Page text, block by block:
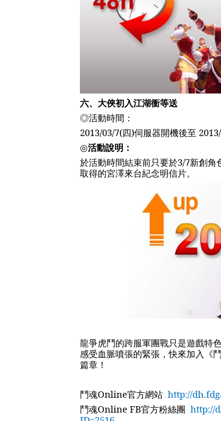
六、 大俠初入江湖衝等送
◎活動時間：
2013/03/7(四)伺服器開機後至
◎活動說明：
於活動時間結束前只要於3/7新創角
取得的宮澤來台紀念明信片。
龍爭虎鬥的跨服軍團戰只是遊戲特
感受血脈噴張的緊張，快來加入《
篇章！
鬥魂Online官方網站 http://
鬥魂Online FB官方粉絲團 http://